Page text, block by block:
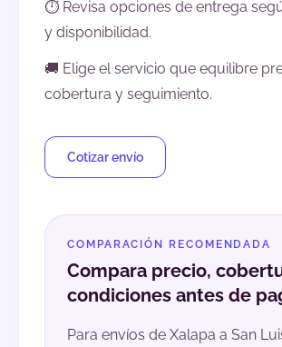
⏱️ Revisa opciones de entrega
y disponibilidad.
🚚 Elige el servicio que equilibre
cobertura y seguimiento.
Cotizar envío
COMPARACIÓN RECOMENDADA
Compara precio,
condiciones antes de
Para envíos de Xalapa a San